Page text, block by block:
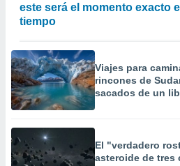
este será el momento exacto
tiempo
Viajes para
rincones de
sacados de un
El "verdadero
asteroide de tres